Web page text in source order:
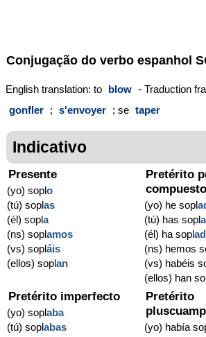
Conjugação do verbo espanhol
English translation: to blow - Traduction
gonfler ; s'envoyer ; se taper
Indicativo
Presente
(yo) soplo
(tú) soplas
(él) sopla
(ns) soplamos
(vs) sopláis
(ellos) soplan
Pretérito
compuesto
(yo) he sopl
(tú) has sopl
(él) ha sopl
(ns) hemos
(vs) habéis
(ellos) han
Pretérito imperfecto
(yo) soplaba
(tú) soplabas
Pretérito
(yo) había